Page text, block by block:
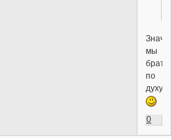
мы
по
духу.
0